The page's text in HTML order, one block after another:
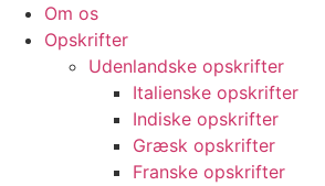
Om os
Opskrifter
Udenlandske opskrifter
Italienske opskrifter
Indiske opskrifter
Græsk opskrifter
Franske opskrifter